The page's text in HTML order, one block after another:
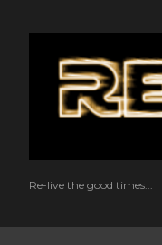
Re-live the good times...